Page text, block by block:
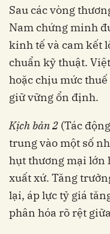
Sau các vòng
Nam chứng minh
kinh tế và cam kết
chuẩn kỹ thuật.
hoặc chịu mức
giữ vững ổn định.
Kịch bản 2 (Tác
trung vào một số
hụt thương mại lớn
xuất xứ. Tăng
lại, áp lực tỷ giá
phân hóa rõ rệt